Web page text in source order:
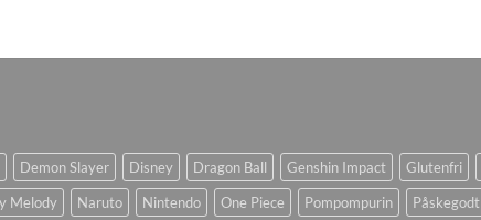
Demon Slayer Disney Dragon Ball Genshin Impact Glutenfri
Melody Naruto Nintendo One Piece Pompompurin Påskegodt